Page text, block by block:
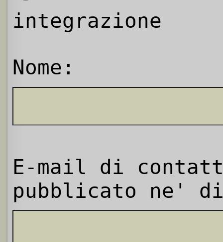
integrazione
Nome:
E-mail di
pubblicato ne'